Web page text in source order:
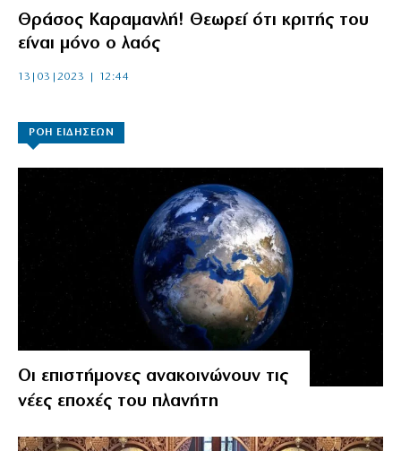
Θράσος Καραμανλή! Θεωρεί ότι κριτής του
είναι μόνο ο λαός
13|03|2023 | 12:44
ΡΟΗ ΕΙΔΗΣΕΩΝ
Οι επιστήμονες ανακοινώνουν τις
νέες εποχές του πλανήτη